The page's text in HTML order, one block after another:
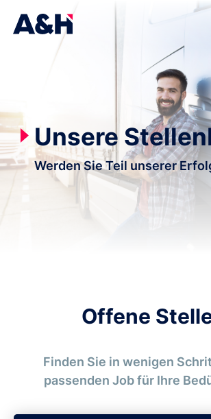
Unsere
Werden Sie Teil unserer
Offene
Finden Sie in wenigen
passenden Job für Ihre